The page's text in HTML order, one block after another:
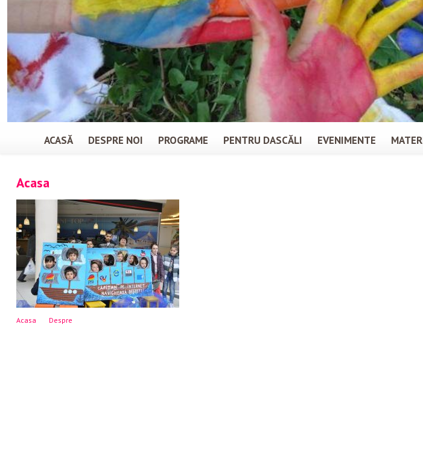
ACASĂ DESPRE NOI PROGRAME PENTRU DASCĂLI EVENIMENTE
Acasa
Acasa Despre